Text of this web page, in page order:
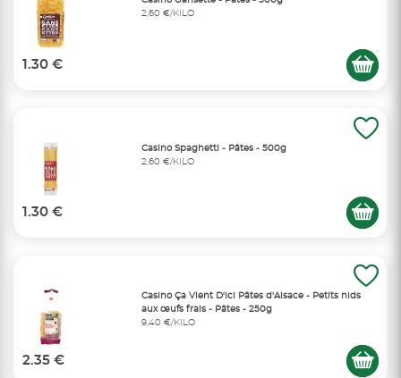
2,60 €/KILO
1.30 €
Casino Spaghetti - Pâtes - 500g
2,60 €/KILO
1.30 €
Casino Ça Vient D'Ici Pâtes d'Alsace - Petits nids
aux œufs frais - Pâtes - 250g
9,40 €/KILO
2.35 €